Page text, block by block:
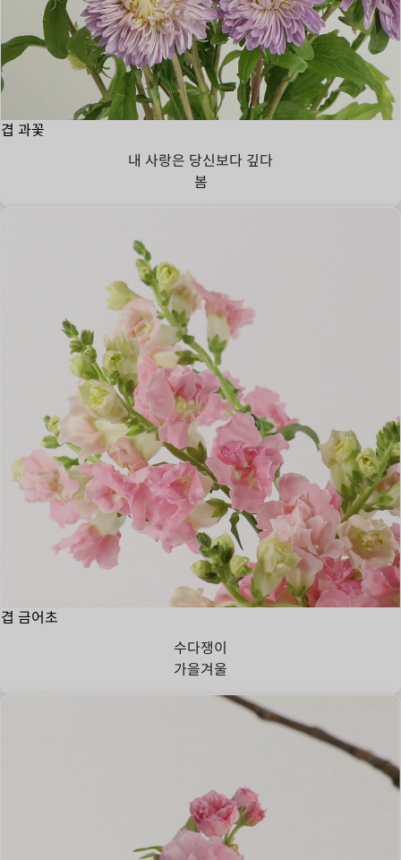
겹 과꽃
내 사랑은 당신보다 깊다
봄
겹 금어초
수다쟁이
가을겨울